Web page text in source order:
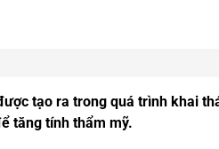
tạo ra trong quá trình khai
tăng tính thẩm mỹ.